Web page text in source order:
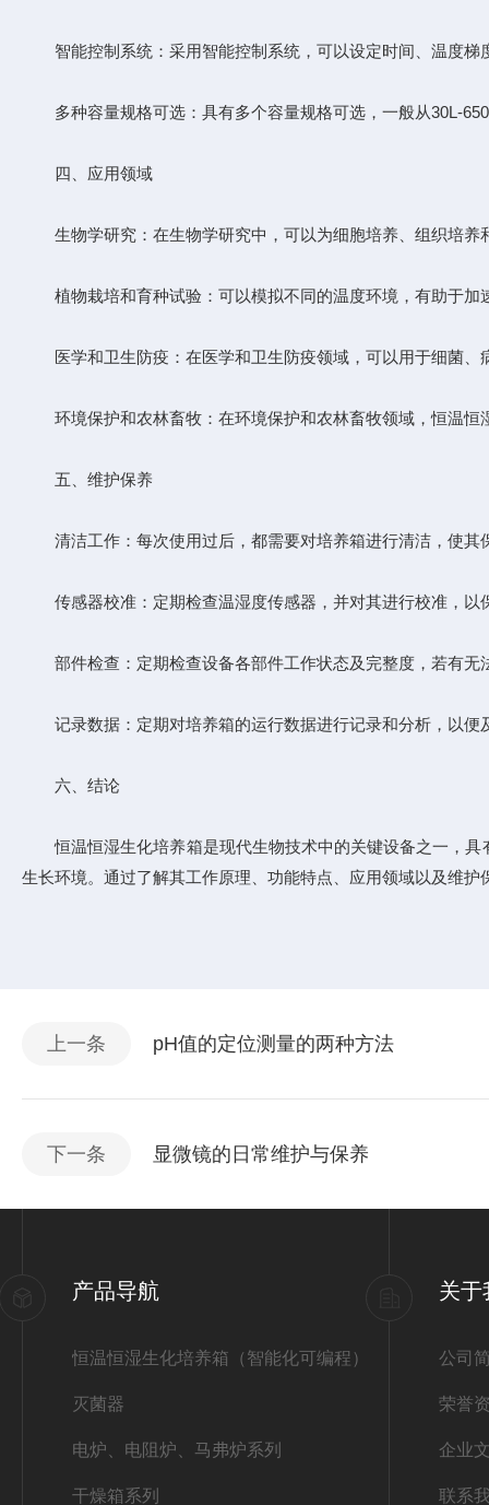
智能控制系统：采用智能控制系统，可以设定时间、温度梯
多种容量规格可选：具有多个容量规格可选，一般从30L-
四、应用领域
生物学研究：在生物学研究中，可以为细胞培养、组织培养
植物栽培和育种试验：可以模拟不同的温度环境，有助于加
医学和卫生防疫：在医学和卫生防疫领域，可以用于细菌、
环境保护和农林畜牧：在环境保护和农林畜牧领域，恒温恒
五、维护保养
清洁工作：每次使用过后，都需要对培养箱进行清洁，使其
传感器校准：定期检查温湿度传感器，并对其进行校准，以
部件检查：定期检查设备各部件工作状态及完整度，若有无
记录数据：定期对培养箱的运行数据进行记录和分析，以便
六、结论
恒温恒湿生化培养箱是现代生物技术中的关键设备之一，具
生长环境。通过了解其工作原理、功能特点、应用领域以及维
上一条 pH值的定位测量的两种方法
下一条 显微镜的日常维护与保养
产品导航
恒温恒湿生化培养箱（智能化可编程）
灭菌器
电炉、电阻炉、马弗炉系列
干燥箱系列
关于
公司
荣誉
企业
联系